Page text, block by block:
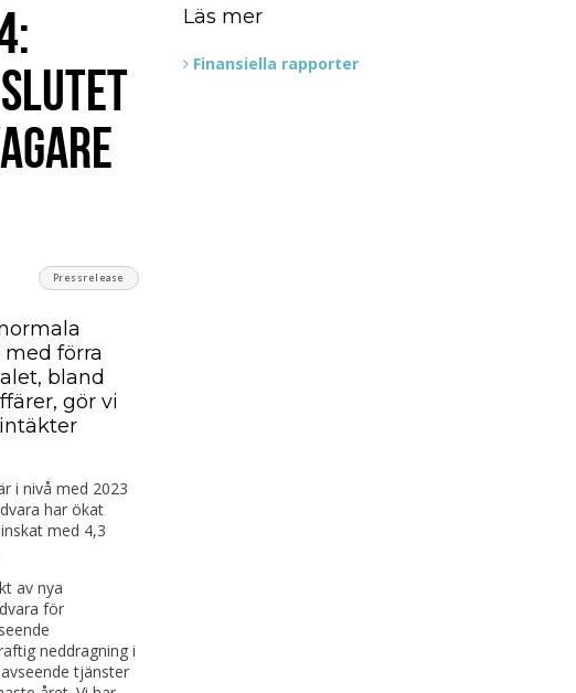
Pressrelease
förra
bland
gör vi
i nivå med 2023
har ökat
med 4,3
av nya
för
neddragning i
tjänster
Läs mer
Finansiella rapporter